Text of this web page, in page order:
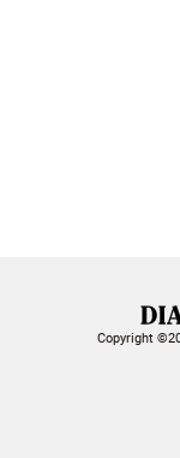
Copyright